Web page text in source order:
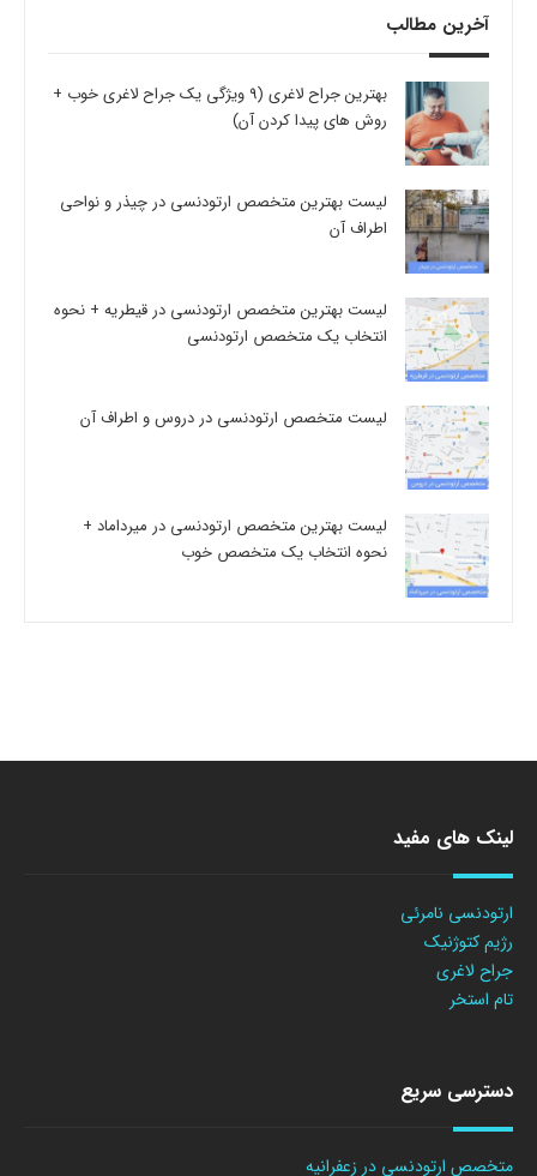
آخرین مطالب
بهترین جراح لاغری (9 ویژگی یک جراح لاغری خوب +
روش های پیدا کردن آن)
لیست بهترین متخصص ارتودنسی در چیذر و نواحی
اطراف آن
لیست بهترین متخصص ارتودنسی در قیطریه + نحوه
انتخاب یک متخصص ارتودنسی
لیست متخصص ارتودنسی در دروس و اطراف آن
لیست بهترین متخصص ارتودنسی در میرداماد +
نحوه انتخاب یک متخصص خوب
لینک های مفید
ارتودنسی نامرئی
رژیم کتوژنیک
جراح لاغری
تام استخر
دسترسی سریع
متخصص ارتودنسی در زعفرانیه